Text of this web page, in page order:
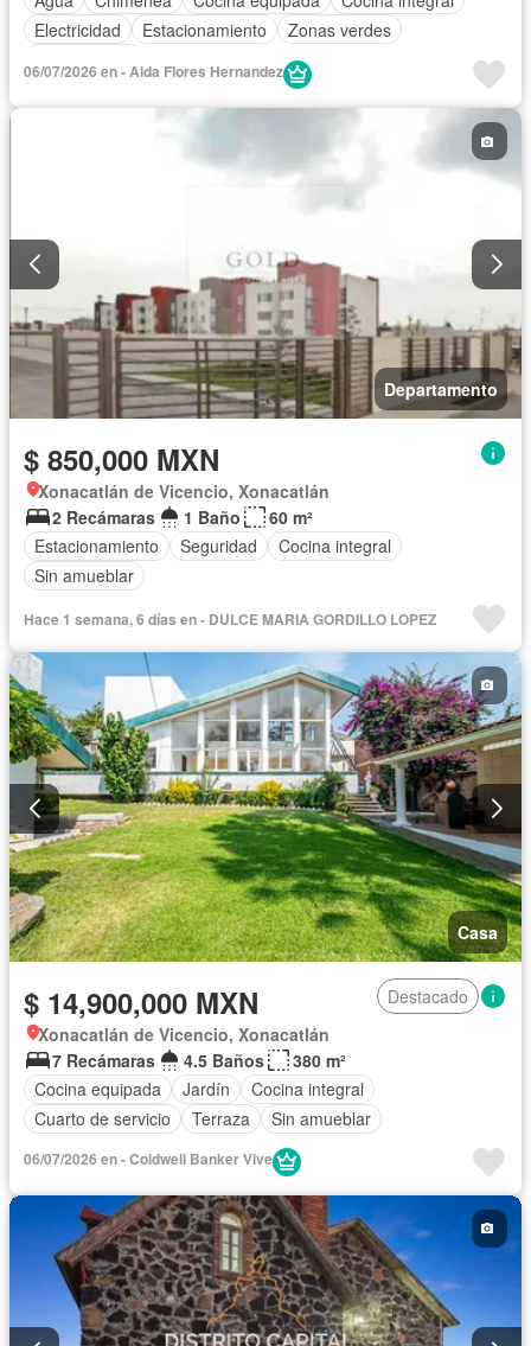
Electricidad
Estacionamiento
Zonas verdes
06/07/2026 en - Aida Flores Hernandez
Departamento
$ 850,000 MXN
Xonacatlán de Vicencio, Xonacatlán
2 Recámaras
1 Baño
60 m²
Estacionamiento
Seguridad
Cocina integral
Sin amueblar
Hace 1 semana, 6 días en - DULCE MARIA GORDILLO LOPEZ
Casa
$ 14,900,000 MXN
Destacado
Xonacatlán de Vicencio, Xonacatlán
7 Recámaras
4.5 Baños
380 m²
Cocina equipada
Jardín
Cocina integral
Cuarto de servicio
Terraza Sin amueblar
06/07/2026 en - Coldwell Banker Vive